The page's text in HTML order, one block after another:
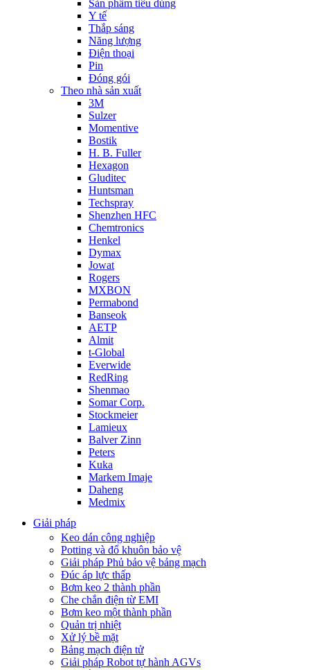
Sản phẩm tiêu dùng
Y tế
Thắp sáng
Năng lượng
Điện thoại
Pin
Đóng gói
Theo nhà sản xuất
3M
Sulzer
Momentive
Bostik
H. B. Fuller
Hexagon
Gluditec
Huntsman
Techspray
Shenzhen HFC
Chemtronics
Henkel
Dymax
Jowat
Rogers
MXBON
Permabond
Banseok
AETP
Almit
t-Global
Everwide
RedRing
Shenmao
Somar Corp.
Stockmeier
Lamieux
Balver Zinn
Peters
Kuka
Markem Imaje
Daheng
Medmix
Giải pháp
Keo dán công nghiệp
Potting và đổ khuôn bảo vệ
Giải pháp Phủ bảo vệ bảng mạch
Đúc áp lực thấp
Bơm keo 2 thành phần
Che chắn điện từ EMI
Bơm keo một thành phần
Quản trị nhiệt
Xử lý bề mặt
Bảng mạch điện tử
Giải pháp Robot tự hành AGVs